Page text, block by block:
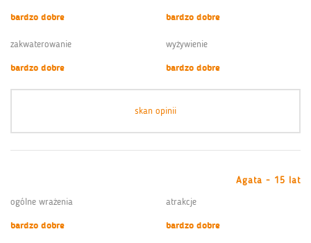
bardzo dobre
bardzo dobre
zakwaterowanie
bardzo dobre
wyżywienie
bardzo dobre
skan opinii
Agata - 15 lat
ogólne wrażenia
bardzo dobre
atrakcje
bardzo dobre